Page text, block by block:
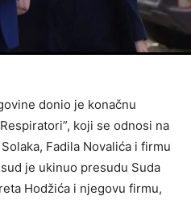
donio je konačnu
koji se odnosi na
Fadila Novalića i firmu
je ukinuo presudu Suda
Hodžića i njegovu firmu,